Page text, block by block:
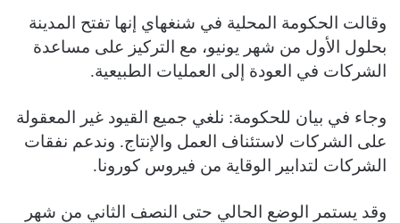
وقالت الحكومة المحلية في شنغهاي إنها تفتح المدينة
بحلول الأول من شهر يونيو، مع التركيز على مساعدة
الشركات في العودة إلى العمليات الطبيعية.
وجاء في بيان للحكومة: نلغي جميع القيود غير المعقولة
على الشركات لاستئناف العمل والإنتاج. وندعم نفقات
الشركات لتدابير الوقاية من فيروس كورونا.
وقد يستمر الوضع الحالي حتى النصف الثاني من شهر